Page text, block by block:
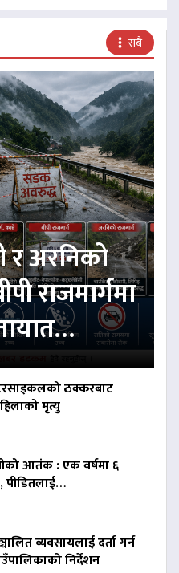
सबै
र अरनिको
राजमार्गमा
ठक्करबाट
मृत्यु
आतंक : एक वर्षमा ६
पीडितलाई…
व्यवसायलाई दर्ता गर्न
निर्देशन